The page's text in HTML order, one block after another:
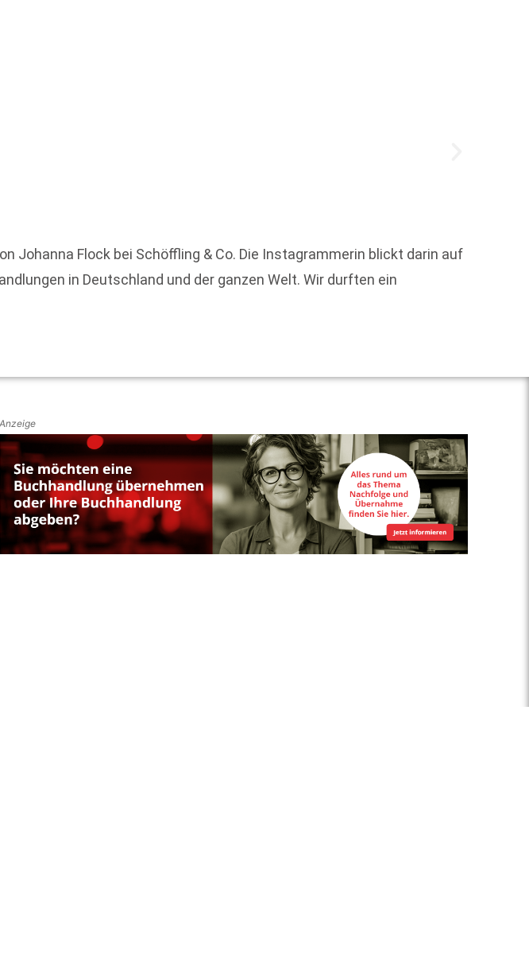
Johanna Flock bei Schöffling & Co. Die Instagrammerin blickt darin auf
in Deutschland und der ganzen Welt. Wir durften ein
Anzeige